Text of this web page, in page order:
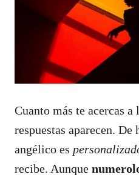
Cuanto más te acercas a
respuestas aparecen. De
angélico es
recibe. Aunque